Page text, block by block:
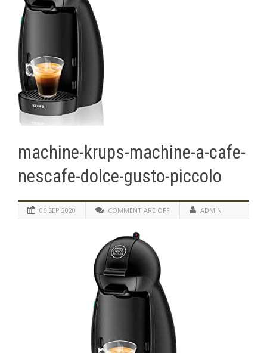
machine-krups-machine-a-cafe-
nescafe-dolce-gusto-piccolo
06 SEP 2020 COMMENT ARE OFF ADMIN